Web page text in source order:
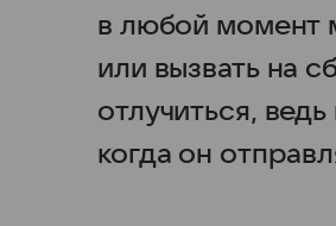
в любой момент
или вызвать на
отлучиться,
когда он